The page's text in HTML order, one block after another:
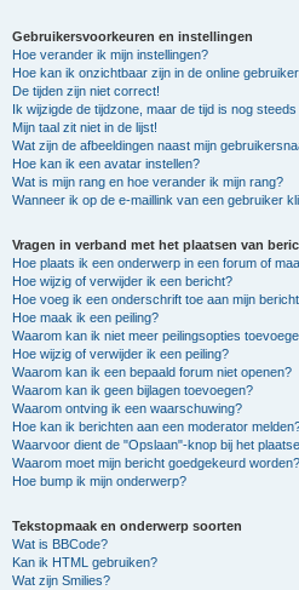
Gebruikersvoorkeuren en instellingen
Hoe verander ik mijn instellingen?
Hoe kan ik onzichtbaar zijn in de online
De tijden zijn niet correct!
Ik wijzigde de tijdzone, maar de tijd is nog
Mijn taal zit niet in de lijst!
Wat zijn de afbeeldingen naast mijn
Hoe kan ik een avatar instellen?
Wat is mijn rang en hoe verander ik mijn rang?
Wanneer ik op de e-maillink van een gebruiker
Vragen in verband met het plaatsen van
Hoe plaats ik een onderwerp in een forum of
Hoe wijzig of verwijder ik een bericht?
Hoe voeg ik een onderschrift toe aan mijn
Hoe maak ik een peiling?
Waarom kan ik niet meer peilingsopties
Hoe wijzig of verwijder ik een peiling?
Waarom kan ik een bepaald forum niet openen?
Waarom kan ik geen bijlagen toevoegen?
Waarom ontving ik een waarschuwing?
Hoe kan ik berichten aan een moderator
Waarvoor dient de "Opslaan"-knop bij het
Waarom moet mijn bericht goedgekeurd worden?
Hoe bump ik mijn onderwerp?
Tekstopmaak en onderwerp soorten
Wat is BBCode?
Kan ik HTML gebruiken?
Wat zijn Smilies?